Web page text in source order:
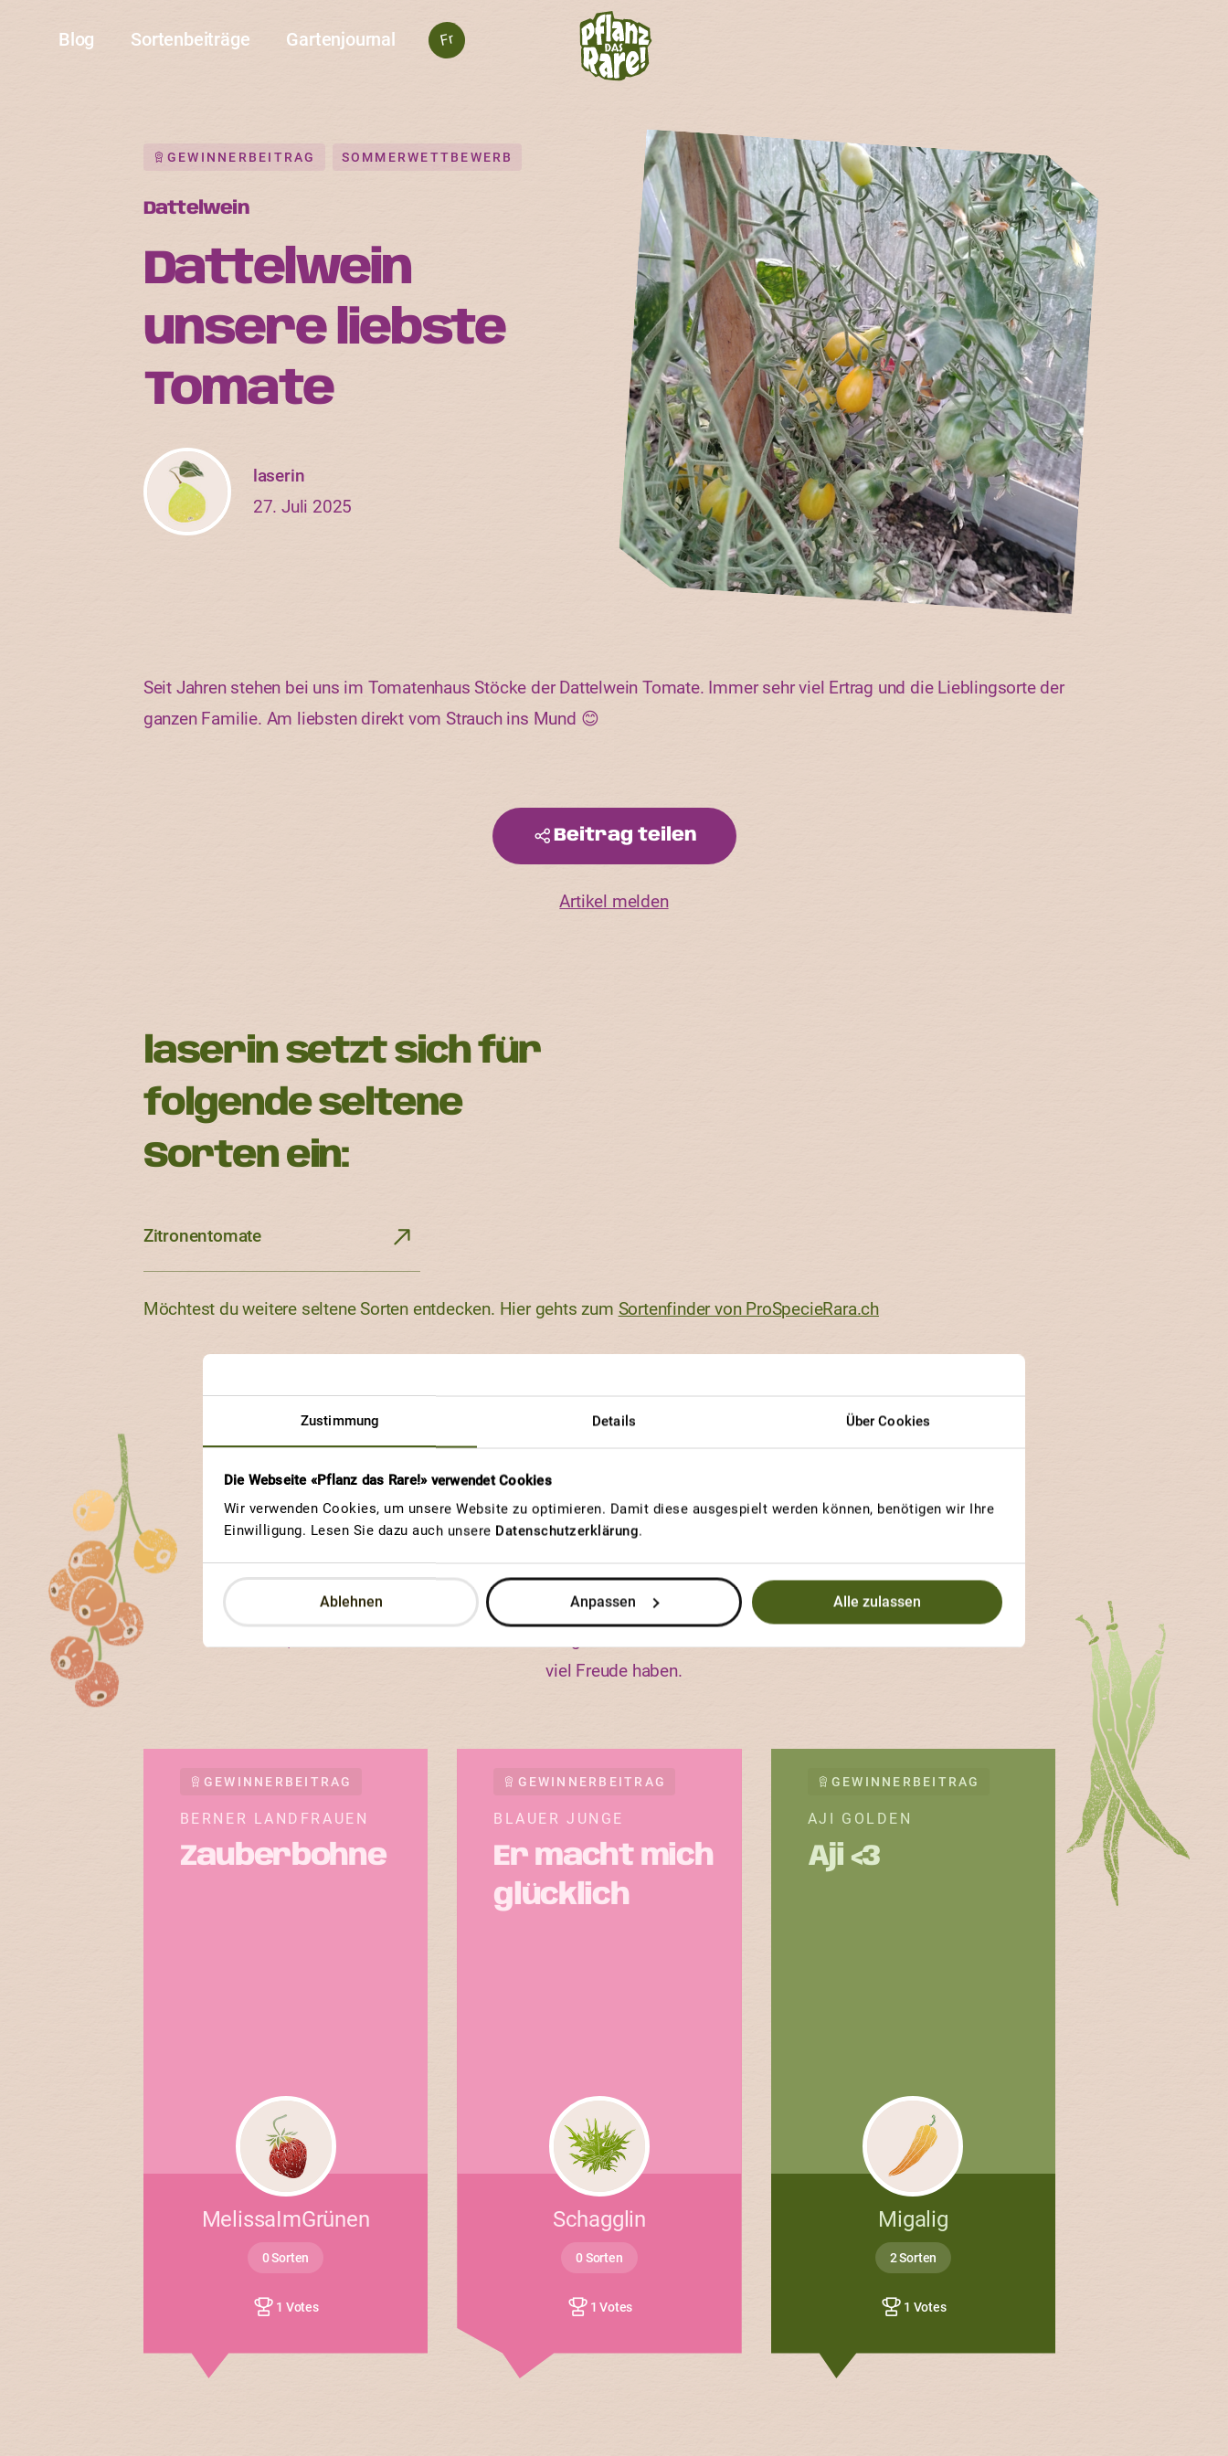
Zustimmung Details Über Cookies
Die Webseite «Pflanz das Rare!» verwendet Cookies
Wir verwenden Cookies, um unsere Website zu optimieren. Damit diese ausgespielt werden können, benötigen wir Ihre
Einwilligung. Lesen Sie dazu auch unsere Datenschutzerklärung.
Ablehnen Anpassen Alle zulassen
Fr
Blog Sortenbeiträge Gartenjournal
GEWINNERBEITRAG SOMMERWETTBEWERB
Dattelwein
Dattelwein
unsere liebste
Tomate
laserin
27. Juli 2025
Seit Jahren stehen bei uns im Tomatenhaus Stöcke der Dattelwein Tomate. Immer sehr viel Ertrag und die Lieblingsorte der
ganzen Familie. Am liebsten direkt vom Strauch ins Mund 😊
Beitrag teilen
Artikel melden
laserin setzt sich für
folgende seltene
Sorten ein:
Zitronentomate
Möchtest du weitere seltene Sorten entdecken. Hier gehts zum Sortenfinder von ProSpecieRara.ch
Weitere Beiträge entdecken
Jede ProSpecieRara-Sorte ist einzigartig im Aussehen, im Geschmack und in ihren Bedürfnissen.
viel Freude haben.
GEWINNERBEITRAG
BERNER LANDFRAUEN
Zauberbohne
MelissaImGrünen
0 Sorten
1 Votes
GEWINNERBEITRAG
BLAUER JUNGE
Er macht mich
glücklich
Schagglin
0 Sorten
1 Votes
GEWINNERBEITRAG
AJI GOLDEN
Aji <3
Migalig
2 Sorten
1 Votes